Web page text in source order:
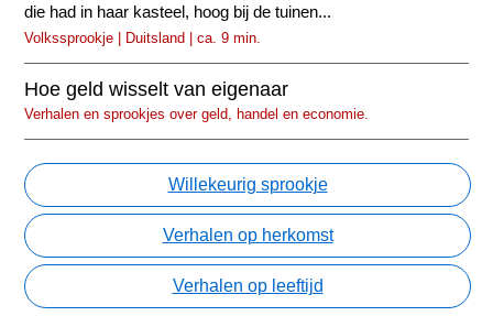
die had in haar kasteel, hoog bij de tuinen...
Volkssprookje | Duitsland | ca. 9 min.
Hoe geld wisselt van eigenaar
Verhalen en sprookjes over geld, handel en economie.
Willekeurig sprookje
Verhalen op herkomst
Verhalen op leeftijd